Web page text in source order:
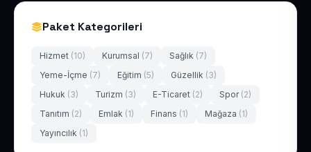
Paket Kategorileri
Hizmet (10) Kurumsal (7) Sağlık (7)
Yeme-İçme (7) Eğitim (5) Güzellik (3)
Hukuk (3) Turizm (3) E-Ticaret (2) Spor (2)
Tanıtım (2) Emlak (1) Finans (1) Mağaza (1)
Yayıncılık (1)